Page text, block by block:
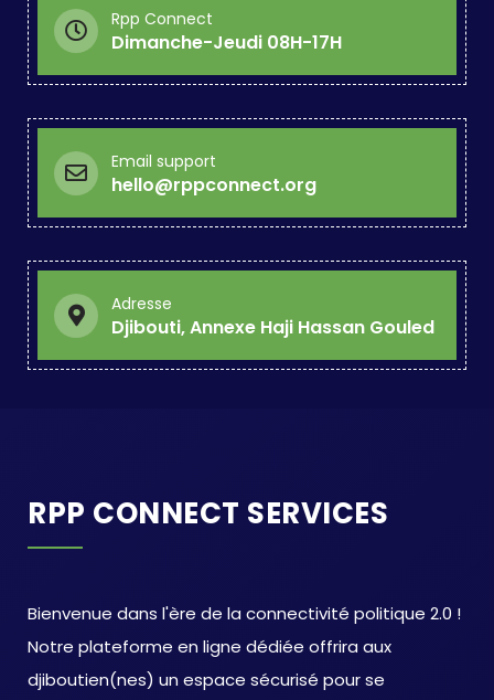
Rpp Connect
Dimanche-Jeudi 08H-17H
Email support
hello@rppconnect.org
Adresse
Djibouti, Annexe Haji Hassan Gouled
RPP CONNECT SERVICES
Bienvenue dans l'ère de la connectivité politique 2.0 !
Notre plateforme en ligne dédiée offrira aux
djiboutien(nes) un espace sécurisé pour se